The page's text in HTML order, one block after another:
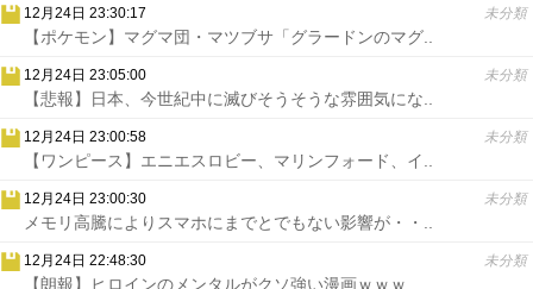
12月24日 23:30:17 未分類
【ポケモン】マグマ団・マツブサ「グラードンのマグ..
12月24日 23:05:00 未分類
【悲報】日本、今世紀中に滅びそうそうな雰囲気にな..
12月24日 23:00:58 未分類
【ワンピース】エニエスロビー、マリンフォード、イ..
12月24日 23:00:30 未分類
メモリ高騰によりスマホにまでとでもない影響が・・..
12月24日 22:48:30 未分類
【朗報】ヒロインのメンタルがクソ強い漫画ｗｗｗ..